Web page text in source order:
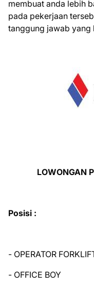
membuat anda lebih
pada pekerjaan
tanggung jawab yang
LOWONGAN
Posisi :
- OPERATOR
- OFFICE BOY